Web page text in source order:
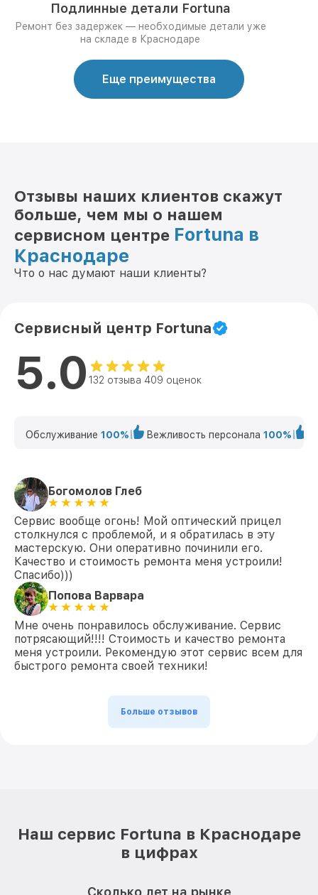
Подлинные детали Fortuna
Ремонт без задержек — необходимые детали уже
на складе в Краснодаре
Еще преимущества
Отзывы наших клиентов скажут
больше, чем мы о нашем
сервисном центре Fortuna в
Краснодаре
Что о нас думают наши клиенты?
Сервисный центр Fortuna
5.0 132 отзыва 409 оценок
Обслуживание 100% Вежливость персонала 100%
Богомолов Глеб
Сервис вообще огонь! Мой оптический прицел
столкнулся с проблемой, и я обратилась в эту
мастерскую. Они оперативно починили его.
Качество и стоимость ремонта меня устроили!
Спасибо)))
Попова Варвара
Мне очень понравилось обслуживание. Сервис
потрясающий!!!! Стоимость и качество ремонта
меня устроили. Рекомендую этот сервис всем для
быстрого ремонта своей техники!
Больше отзывов
Наш сервис Fortuna в Краснодаре
в цифрах
Сколько лет на рынке